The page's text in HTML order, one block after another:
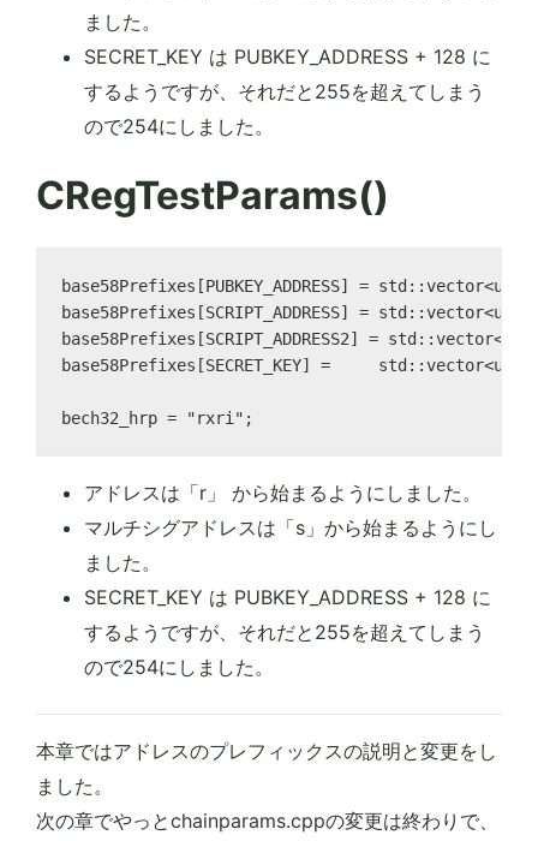
ました。
SECRET_KEY は PUBKEY_ADDRESS + 128 に
するようですが、それだと255を超えてしまう
ので254にしました。
CRegTestParams()
base58Prefixes[PUBKEY_ADDRESS] =
base58Prefixes[SCRIPT_ADDRESS] =
base58Prefixes[SCRIPT_ADDRESS2] =
base58Prefixes[SECRET_KEY] =
アドレスは「r」 から始まるようにしました。
マルチシグアドレスは「s」から始まるようにし
ました。
SECRET_KEY は PUBKEY_ADDRESS + 128 に
するようですが、それだと255を超えてしまう
ので254にしました。
本章ではアドレスのプレフィックスの説明と変更をし
ました。
次の章でやっとchainparams.cppの変更は終わりで、